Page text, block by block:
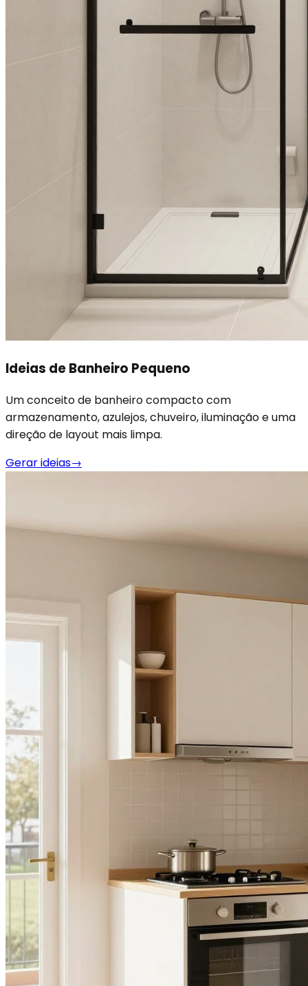
Ideias de Banheiro Pequeno
Um conceito de banheiro compacto com
armazenamento, azulejos, chuveiro, iluminação e uma
direção de layout mais limpa.
Gerar ideias→